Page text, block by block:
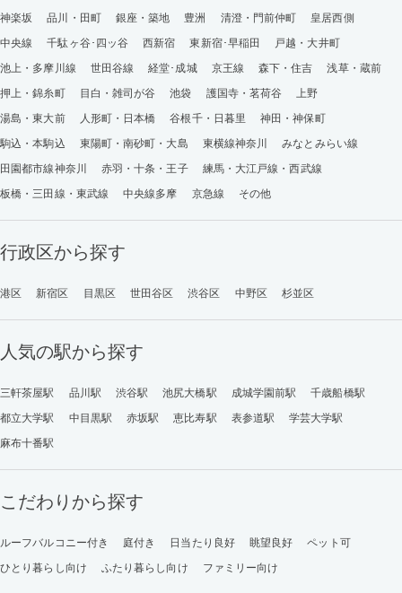
神楽坂
品川・田町 銀座・築地 豊洲 清澄・門前仲町
皇居西側
中央線
千駄ヶ谷･四ッ谷 西新宿 東新宿･早稲田
戸越・大井町
池上・多摩川線
世田谷線 経堂･成城 京王線 森下・住吉
浅草・蔵前
押上・錦糸町
目白・雑司が谷 池袋 護国寺・茗荷谷
上野
湯島・東大前
人形町・日本橋 谷根千・日暮里
神田・神保町
駒込・本駒込
東陽町・南砂町・大島 東横線神奈川
みなとみらい線
田園都市線神奈川
赤羽・十条・王子
練馬・大江戸線・西武線
板橋・三田線・東武線
中央線多摩 京急線 その他
行政区から探す
港区 新宿区 目黒区 世田谷区 渋谷区 中野区 杉並区
人気の駅から探す
三軒茶屋駅 品川駅 渋谷駅 池尻大橋駅 成城学園前駅
千歳船橋駅
都立大学駅
中目黒駅 赤坂駅 恵比寿駅 表参道駅
学芸大学駅
麻布十番駅
こだわりから探す
ルーフバルコニー付き 庭付き 日当たり良好 眺望良好
ペット可
ひとり暮らし向け
ふたり暮らし向け ファミリー向け